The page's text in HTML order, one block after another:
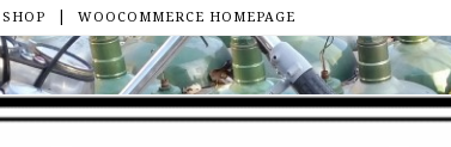
SHOP WOOCOMMERCE HOMEPAGE